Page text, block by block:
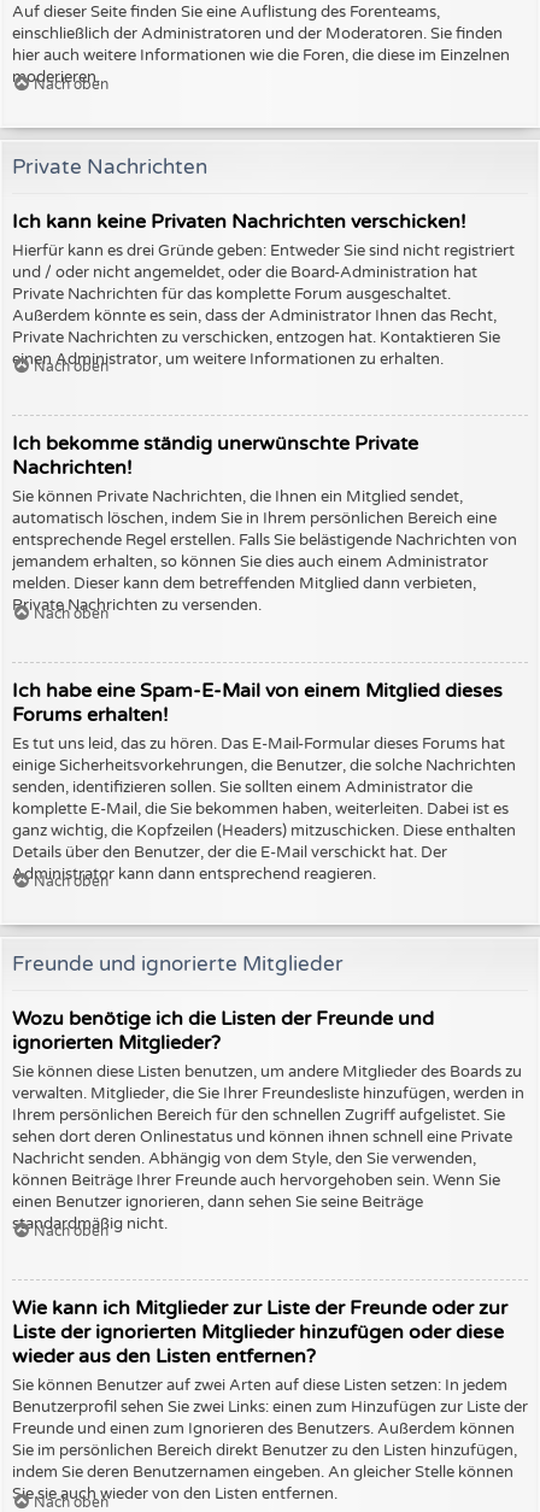
Auf dieser Seite finden Sie eine Auflistung des Forenteams,
einschließlich der Administratoren und der Moderatoren. Sie finden
hier auch weitere Informationen wie die Foren, die diese im Einzelnen
moderieren.
Nach oben
Private Nachrichten
Ich kann keine Privaten Nachrichten verschicken!
Hierfür kann es drei Gründe geben: Entweder Sie sind nicht registriert
und / oder nicht angemeldet, oder die Board-Administration hat
Private Nachrichten für das komplette Forum ausgeschaltet.
Außerdem könnte es sein, dass der Administrator Ihnen das Recht,
Private Nachrichten zu verschicken, entzogen hat. Kontaktieren Sie
einen Administrator, um weitere Informationen zu erhalten.
Nach oben
Ich bekomme ständig unerwünschte Private
Nachrichten!
Sie können Private Nachrichten, die Ihnen ein Mitglied sendet,
automatisch löschen, indem Sie in Ihrem persönlichen Bereich eine
entsprechende Regel erstellen. Falls Sie belästigende Nachrichten von
jemandem erhalten, so können Sie dies auch einem Administrator
melden. Dieser kann dem betreffenden Mitglied dann verbieten,
Private Nachrichten zu versenden.
Nach oben
Ich habe eine Spam-E-Mail von einem Mitglied dieses
Forums erhalten!
Es tut uns leid, das zu hören. Das E-Mail-Formular dieses Forums hat
einige Sicherheitsvorkehrungen, die Benutzer, die solche Nachrichten
senden, identifizieren sollen. Sie sollten einem Administrator die
komplette E-Mail, die Sie bekommen haben, weiterleiten. Dabei ist es
ganz wichtig, die Kopfzeilen (Headers) mitzuschicken. Diese enthalten
Details über den Benutzer, der die E-Mail verschickt hat. Der
Administrator kann dann entsprechend reagieren.
Nach oben
Freunde und ignorierte Mitglieder
Wozu benötige ich die Listen der Freunde und
ignorierten Mitglieder?
Sie können diese Listen benutzen, um andere Mitglieder des Boards zu
verwalten. Mitglieder, die Sie Ihrer Freundesliste hinzufügen, werden in
Ihrem persönlichen Bereich für den schnellen Zugriff aufgelistet. Sie
sehen dort deren Onlinestatus und können ihnen schnell eine Private
Nachricht senden. Abhängig von dem Style, den Sie verwenden,
können Beiträge Ihrer Freunde auch hervorgehoben sein. Wenn Sie
einen Benutzer ignorieren, dann sehen Sie seine Beiträge
standardmäßig nicht.
Nach oben
Wie kann ich Mitglieder zur Liste der Freunde oder zur
Liste der ignorierten Mitglieder hinzufügen oder diese
wieder aus den Listen entfernen?
Sie können Benutzer auf zwei Arten auf diese Listen setzen: In jedem
Benutzerprofil sehen Sie zwei Links: einen zum Hinzufügen zur Liste der
Freunde und einen zum Ignorieren des Benutzers. Außerdem können
Sie im persönlichen Bereich direkt Benutzer zu den Listen hinzufügen,
indem Sie deren Benutzernamen eingeben. An gleicher Stelle können
Sie sie auch wieder von den Listen entfernen.
Nach oben